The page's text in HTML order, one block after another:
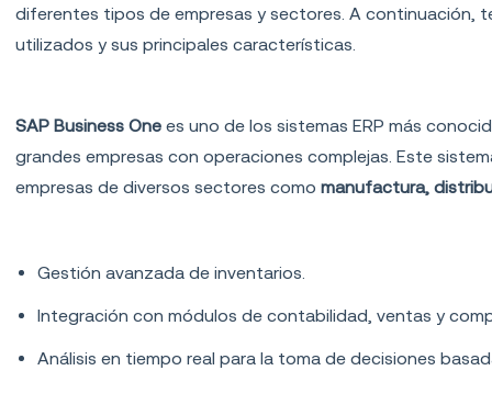
diferentes tipos de empresas y sectores. A continuación,
utilizados y sus principales características.
SAP Business One es uno de los sistemas ERP más
grandes empresas con operaciones complejas. Este
empresas de diversos sectores comomanufactura,
Gestión avanzada de inventarios.
Integración con módulos de contabilidad, ventas y
Análisis en tiempo real para la toma de decisiones